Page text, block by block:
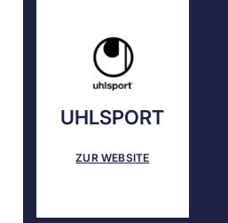
UHLSPORT
ZUR WEBSITE